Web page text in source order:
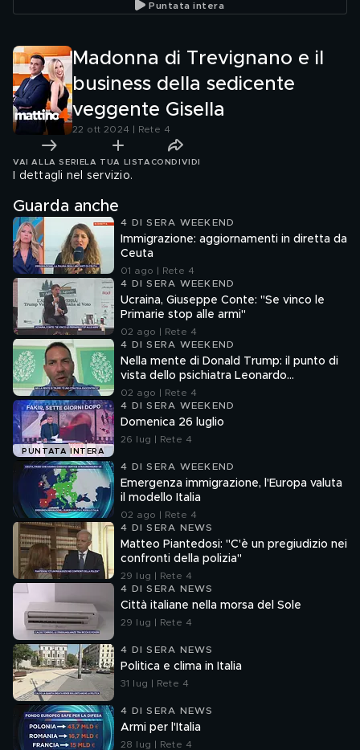
Puntata intera
Madonna di Trevignano e il
business della sedicente
veggente Gisella
22 ott 2024 | Rete 4
VAI ALLA SERIE LA TUA LISTA CONDIVIDI
I dettagli nel servizio.
Guarda anche
4 DI SERA WEEKEND
Immigrazione: aggiornamenti in diretta da
Ceuta
01 ago | Rete 4
4 DI SERA WEEKEND
Ucraina, Giuseppe Conte: "Se vinco le
Primarie stop alle armi"
02 ago | Rete 4
4 DI SERA WEEKEND
Nella mente di Donald Trump: il punto di
vista dello psichiatra Leonardo
Mendolicchio
02 ago | Rete 4
PUNTATA INTERA
4 DI SERA WEEKEND
Domenica 26 luglio
26 lug | Rete 4
4 DI SERA WEEKEND
Emergenza immigrazione, l'Europa valuta
il modello Italia
02 ago | Rete 4
4 DI SERA NEWS
Matteo Piantedosi: "C'è un pregiudizio nei
confronti della polizia"
29 lug | Rete 4
4 DI SERA NEWS
Città italiane nella morsa del Sole
29 lug | Rete 4
4 DI SERA NEWS
Politica e clima in Italia
31 lug | Rete 4
4 DI SERA NEWS
Armi per l'Italia
28 lug | Rete 4